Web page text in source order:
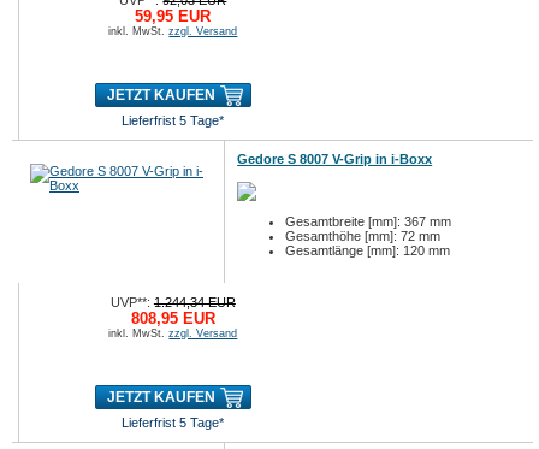
59,95 EUR
inkl. MwSt.zzgl. Versand
JETZT KAUFEN
Lieferfrist 5 Tage*
Gedore S 8007 V-Grip in i-Boxx
Gesamtbreite [mm]: 367 mm
Gesamthöhe [mm]: 72 mm
Gesamtlänge [mm]: 120 mm
UVP**:1.244,34 EUR
808,95 EUR
inkl. MwSt.zzgl. Versand
JETZT KAUFEN
Lieferfrist 5 Tage*